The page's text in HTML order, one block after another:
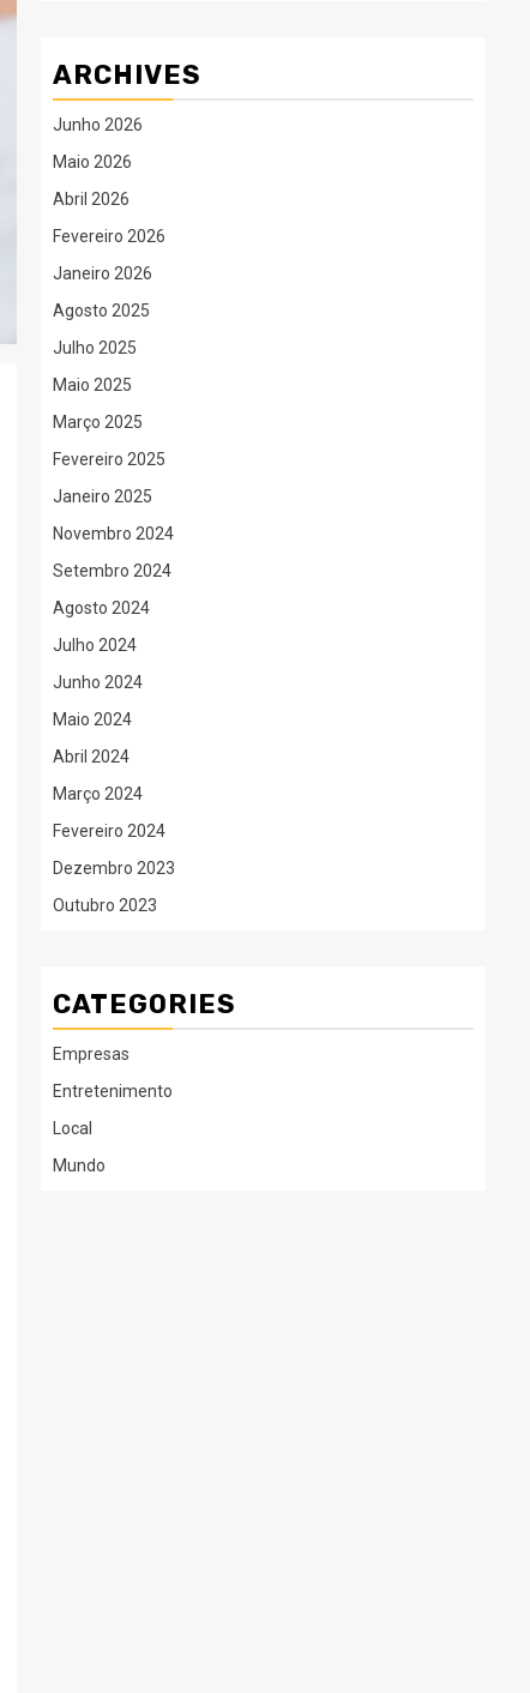
ARCHIVES
Junho 2026
Maio 2026
Abril 2026
Fevereiro 2026
Janeiro 2026
Agosto 2025
Julho 2025
Maio 2025
Março 2025
Fevereiro 2025
Janeiro 2025
Novembro 2024
Setembro 2024
Agosto 2024
Julho 2024
Junho 2024
Maio 2024
Abril 2024
Março 2024
Fevereiro 2024
Dezembro 2023
Outubro 2023
CATEGORIES
Empresas
Entretenimento
Local
Mundo